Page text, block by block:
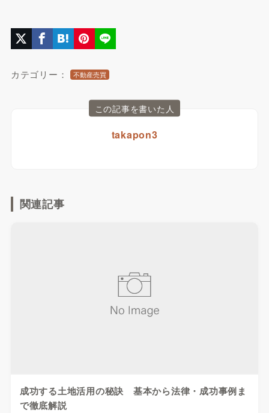
カテゴリー： 不動産売買
この記事を書いた人
takapon3
関連記事
成功する土地活用の秘訣 基本から法律・成功事例ま
で徹底解説